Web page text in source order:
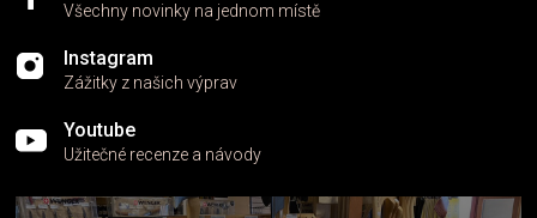
Všechny novinky na jednom místě
Instagram
Zážitky z našich výprav
Youtube
Užitečné recenze a návody